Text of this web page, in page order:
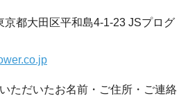
京都大田区平和島4-1-23 JSプログ
ただいたお名前・ご住所・ご連絡